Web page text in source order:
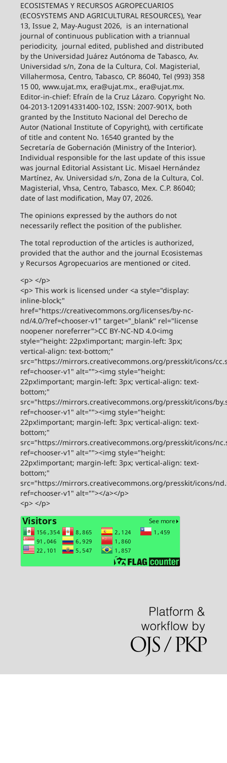
ECOSISTEMAS Y RECURSOS AGROPECUARIOS
(ECOSYSTEMS AND AGRICULTURAL RESOURCES), Year
13, Issue 2, May-August 2026, is an international
journal of continuous publication with a triannual
periodicity, journal edited, published and distributed
by the Universidad Juárez Autónoma de Tabasco, Av.
Universidad s/n, Zona de la Cultura, Col. Magisterial,
Villahermosa, Centro, Tabasco, CP. 86040, Tel (993) 358
15 00, www.ujat.mx, era@ujat.mx., era@ujat.mx.
Editor-in-chief: Efraín de la Cruz Lázaro. Copyright No.
04-2013-120914331400-102, ISSN: 2007-901X, both
granted by the Instituto Nacional del Derecho de
Autor (National Institute of Copyright), with certificate
of title and content No. 16540 granted by the
Secretaría de Gobernación (Ministry of the Interior).
Individual responsible for the last update of this issue
was journal Editorial Assistant Lic. Misael Hernández
Martínez, Av. Universidad s/n, Zona de la Cultura, Col.
Magisterial, Vhsa, Centro, Tabasco, Mex. C.P. 86040;
date of last modification, May 07, 2026.
The opinions expressed by the authors do not
necessarily reflect the position of the publisher.
The total reproduction of the articles is authorized,
provided that the author and the journal Ecosistemas
y Recursos Agropecuarios are mentioned or cited.
<p> </p>
<p> This work is licensed under <a style="display:
inline-block;"
href="https://creativecommons.org/licenses/by-nc-
nd/4.0/?ref=chooser-v1" target="_blank" rel="license
noopener noreferrer">CC BY-NC-ND 4.0<img
style="height: 22px!important; margin-left: 3px;
vertical-align: text-bottom;"
src="https://mirrors.creativecommons.org/presskit/icons/
ref=chooser-v1" alt=""><img style="height:
22px!important; margin-left: 3px; vertical-align: text-
bottom;"
src="https://mirrors.creativecommons.org/presskit/icons/
ref=chooser-v1" alt=""><img style="height:
22px!important; margin-left: 3px; vertical-align: text-
bottom;"
src="https://mirrors.creativecommons.org/presskit/icons/
ref=chooser-v1" alt=""><img style="height:
22px!important; margin-left: 3px; vertical-align: text-
bottom;"
src="https://mirrors.creativecommons.org/presskit/icons/
ref=chooser-v1" alt=""></a></p>
<p> </p>